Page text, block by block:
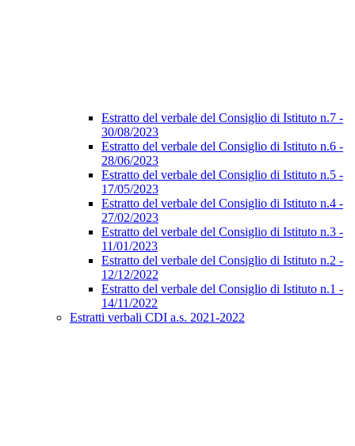
Estratto del verbale del Consiglio di Istituto n.7 -
30/08/2023
Estratto del verbale del Consiglio di Istituto n.6 -
28/06/2023
Estratto del verbale del Consiglio di Istituto n.5 -
17/05/2023
Estratto del verbale del Consiglio di Istituto n.4 -
27/02/2023
Estratto del verbale del Consiglio di Istituto n.3 -
11/01/2023
Estratto del verbale del Consiglio di Istituto n.2 -
12/12/2022
Estratto del verbale del Consiglio di Istituto n.1 -
14/11/2022
Estratti verbali CDI a.s. 2021-2022